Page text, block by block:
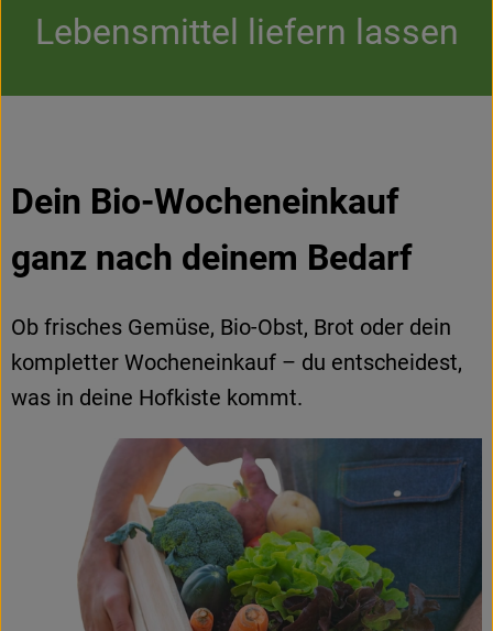
Kühltheke
TrinkBar
NonFood & Saaten
So geht’s
Hofladen
Lebensmittel liefern lassen
Dein Bio-Wocheneinkauf
ganz nach deinem Bedarf
Ob frisches Gemüse, Bio-Obst, Brot oder dein
kompletter Wocheneinkauf – du entscheidest,
was in deine Hofkiste kommt.